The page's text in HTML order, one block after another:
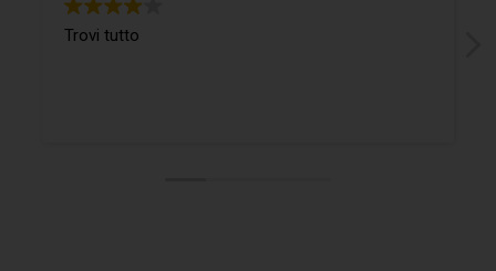
Trovi tutto